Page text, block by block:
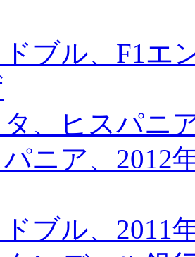
ドブル、F1エ
タ、ヒスパニ
パニア、2012
ドブル、2011